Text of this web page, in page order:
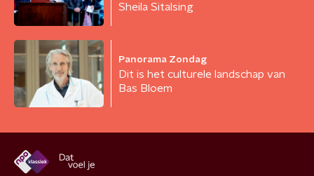
Sheila Sitalsing
Panorama Zondag
Dit is het culturele landschap van
Bas Bloem